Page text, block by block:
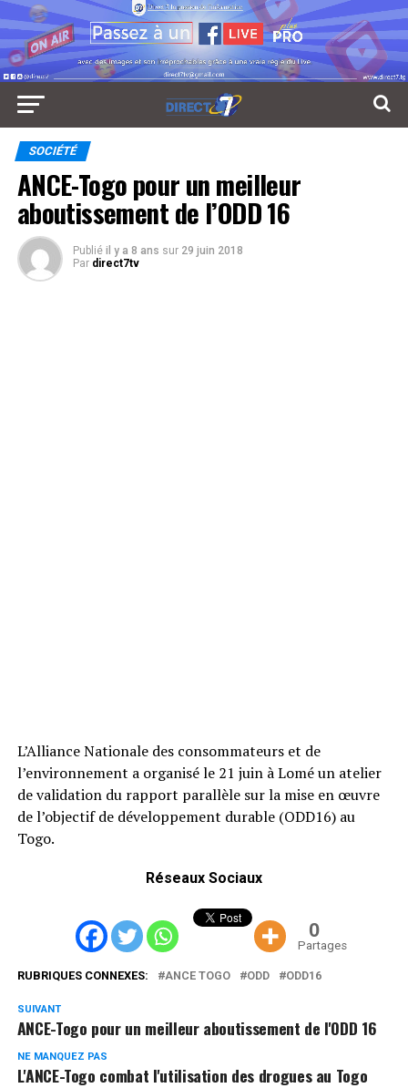
SOCIÉTÉ
ANCE-Togo pour un meilleur
aboutissement de l’ODD 16
Publié il y a 8 ans sur 29 juin 2018
Par direct7tv
L’Alliance Nationale des consommateurs et de
l’environnement a organisé le 21 juin à Lomé un atelier
de validation du rapport parallèle sur la mise en œuvre
de l’objectif de développement durable (ODD16) au
Togo.
Réseaux Sociaux
0
Partages
RUBRIQUES CONNEXES: ANCE TOGO ODD ODD16
SUIVANT
ANCE-Togo pour un meilleur aboutissement de l'ODD 16
NE MANQUEZ PAS
L'ANCE-Togo combat l'utilisation des drogues au Togo